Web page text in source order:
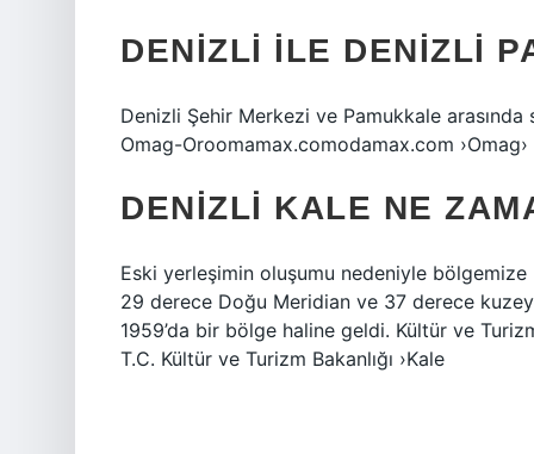
DENIZLI ILE DENIZLI
Denizli Şehir Merkezi ve Pamukkale
Omag-Oroomamax.comodamax.com
DENIZLI KALE NE
Eski yerleşimin oluşumu nedeniyle bölgemize
29 derece Doğu Meridian ve 37 derece
1959’da bir bölge haline geldi. Kültür ve
T.C. Kültür ve Turizm Bakanlığı ›Kale